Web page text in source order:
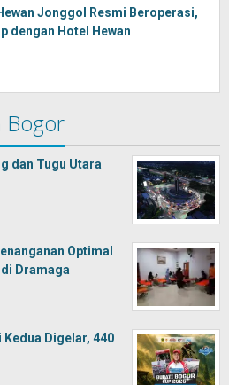
Jonggol Resmi Beroperasi,
dengan Hotel Hewan
Bogor
dan Tugu Utara
Optimal
Dramaga
Kedua Digelar, 440